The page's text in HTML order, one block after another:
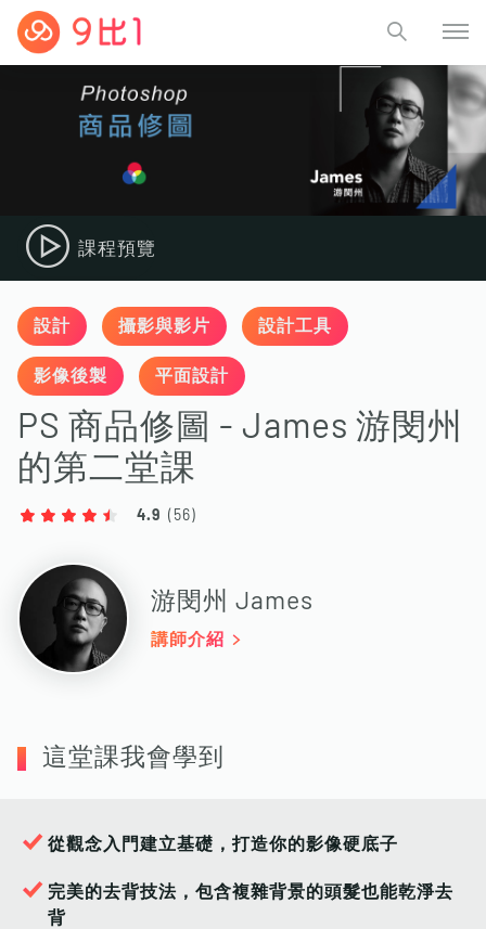
課程預覽
設計 攝影與影片 設計工具
影像後製 平面設計
PS 商品修圖 - James 游閔州
的第二堂課
4.9 ( 56 )
游閔州 James
講師介紹
這堂課我會學到
從觀念入門建立基礎，打造你的影像硬底子
完美的去背技法，包含複雜背景的頭髮也能乾淨去
背